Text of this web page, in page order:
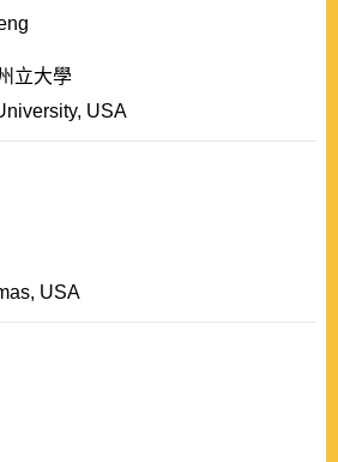
立大學
USA
USA